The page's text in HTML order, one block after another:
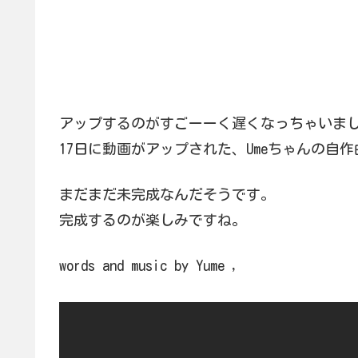
アップするのがすごーーく遅くなっちゃいま
17日に動画がアップされた、Umeちゃんの自作
まだまだ未完成なんだそうです。
完成するのが楽しみですね。
words and music by Yume ,